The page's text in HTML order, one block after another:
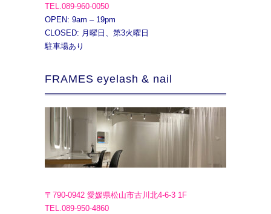
TEL.089-960-0050
OPEN: 9am – 19pm
CLOSED: 月曜日、第3火曜日
駐車場あり
FRAMES eyelash & nail
〒790-0942 愛媛県松山市古川北4-6-3 1F
TEL.089-950-4860